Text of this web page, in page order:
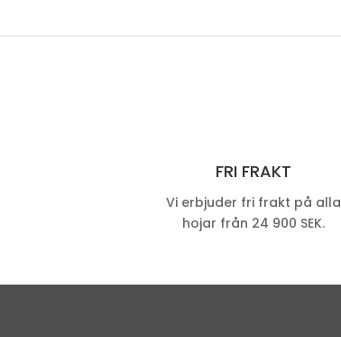
FRI FRAKT
Vi erbjuder fri frakt på alla
hojar från 24 900 SEK.